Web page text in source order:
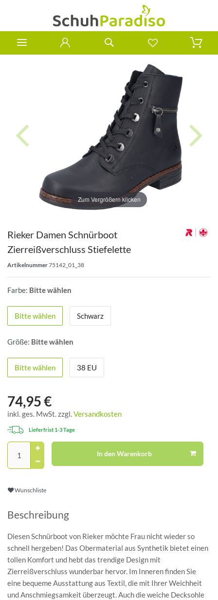
Zum Vergrößern klicken
Rieker Damen Schnürboot
Zierreißverschluss Stiefelette
Artikelnummer75142_01_38
Farbe: Bitte wählen
Bitte wählen Schwarz
Größe: Bitte wählen
Bitte wählen 38 EU
74,95 €
inkl. ges. MwSt. zzgl.Versandkosten
Lieferfrist 1-3 Tage
In den Warenkorb
Wunschliste
Beschreibung
Diesen Schnürboot von Rieker möchte Frau nicht wieder so
schnell hergeben! Das Obermaterial aus Synthetik bietet einen
tollen Komfort und hebt das trendige Design mit
Zierreißverschluss wunderbar hervor. Im Inneren finden Sie
eine bequeme Ausstattung aus Textil, die mit Ihrer Weichheit
und Anschmiegsamkeit überzeugt. Auch die weiche Decksohle